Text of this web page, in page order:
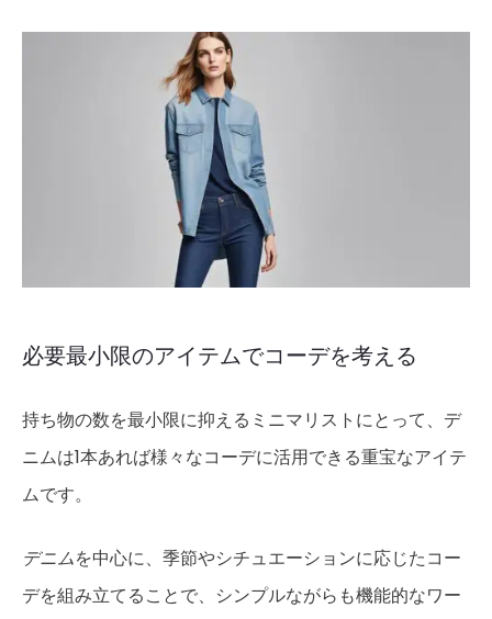
必要最小限のアイテムでコーデを考える
持ち物の数を最小限に抑えるミニマリストにとって、デ
ニムは1本あれば様々なコーデに活用できる重宝なアイテ
ムです。
デニムを中心に、季節やシチュエーションに応じたコー
デを組み立てることで、シンプルながらも機能的なワー